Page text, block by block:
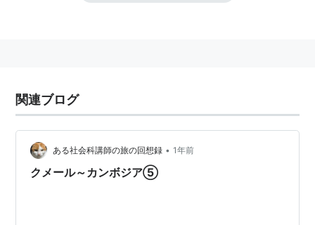
関連ブログ
ある社会科講師の旅の回想録 • 1年前
クメール～カンボジア⑤